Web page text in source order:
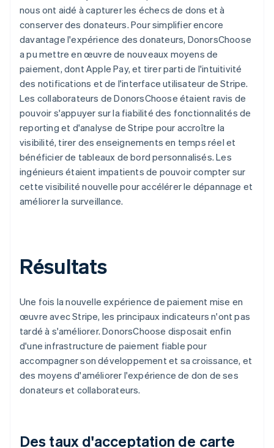
nous ont aidé à capturer les échecs de dons et à
conserver des donateurs. Pour simplifier encore
davantage l'expérience des donateurs, DonorsChoose
a pu mettre en œuvre de nouveaux moyens de
paiement, dont Apple Pay, et tirer parti de l'intuitivité
des notifications et de l'interface utilisateur de Stripe.
Les collaborateurs de DonorsChoose étaient ravis de
pouvoir s'appuyer sur la fiabilité des fonctionnalités de
reporting et d'analyse de Stripe pour accroître la
visibilité, tirer des enseignements en temps réel et
bénéficier de tableaux de bord personnalisés. Les
ingénieurs étaient impatients de pouvoir compter sur
cette visibilité nouvelle pour accélérer le dépannage et
améliorer la surveillance.
Résultats
Une fois la nouvelle expérience de paiement mise en
œuvre avec Stripe, les principaux indicateurs n'ont pas
tardé à s'améliorer. DonorsChoose disposait enfin
d'une infrastructure de paiement fiable pour
accompagner son développement et sa croissance, et
des moyens d'améliorer l'expérience de don de ses
donateurs et collaborateurs.
Des taux d'acceptation de carte